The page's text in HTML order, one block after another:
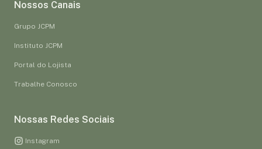
Nossos Canais
Grupo JCPM
Instituto JCPM
Portal do Lojista
Trabalhe Conosco
Nossas Redes Sociais
Instagram